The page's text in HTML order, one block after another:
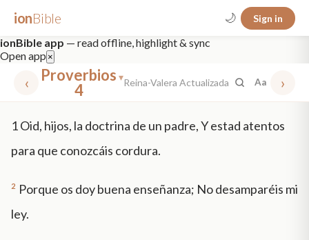
ionBible 🌙 Sign in
ionBible app — read offline, highlight & sync
Open app ×
‹
Proverbios
4
▾Reina-Valera Actualizada Aa ›
nt faith "peace that passeth"
1Oid, hijos, la doctrina de un padre, Y estad atentos
para que conozcáis cordura.
2 Porque os doy buena enseñanza; No desamparéis mi
ley.